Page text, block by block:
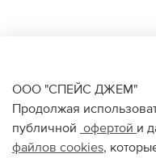
ООО "СПЕЙС ДЖЕМ"
Продолжая
публичной офертой и
файлов cookies,